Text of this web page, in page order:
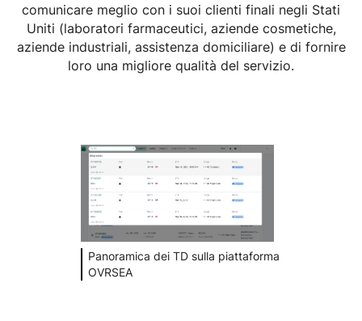
comunicare meglio con i suoi clienti finali negli Stati
Uniti (laboratori farmaceutici, aziende cosmetiche,
aziende industriali, assistenza domiciliare) e di fornire
loro una migliore qualità del servizio.
Panoramica dei TD sulla piattaforma
OVRSEA